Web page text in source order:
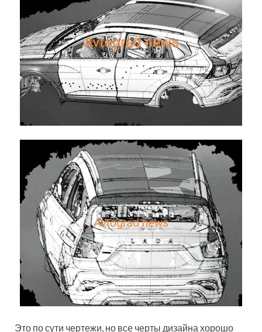
Это по сути чертежи, но все черты дизайна хорошо